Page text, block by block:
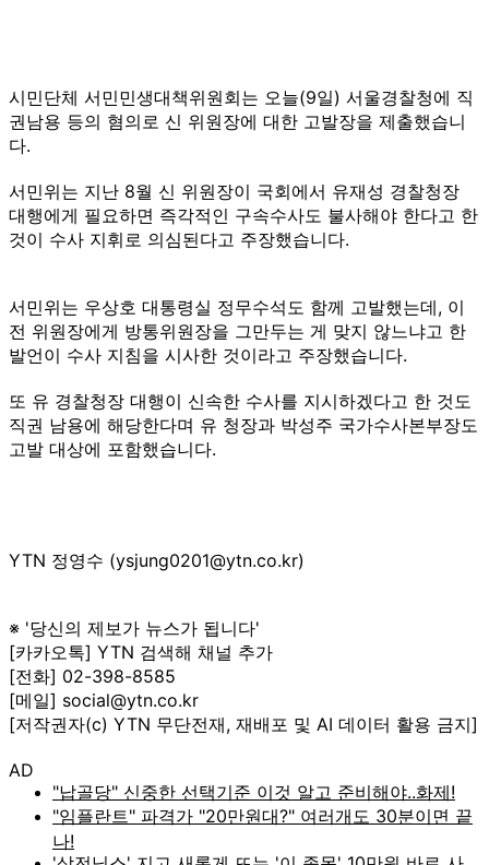
시민단체 서민민생대책위원회는 오늘(9일) 서울경찰청에 직
권남용 등의 혐의로 신 위원장에 대한 고발장을 제출했습니
다.
서민위는 지난 8월 신 위원장이 국회에서 유재성 경찰청장
대행에게 필요하면 즉각적인 구속수사도 불사해야 한다고 한
것이 수사 지휘로 의심된다고 주장했습니다.
서민위는 우상호 대통령실 정무수석도 함께 고발했는데, 이
전 위원장에게 방통위원장을 그만두는 게 맞지 않느냐고 한
발언이 수사 지침을 시사한 것이라고 주장했습니다.
또 유 경찰청장 대행이 신속한 수사를 지시하겠다고 한 것도
직권 남용에 해당한다며 유 청장과 박성주 국가수사본부장도
고발 대상에 포함했습니다.
YTN 정영수 (ysjung0201@ytn.co.kr)
※ '당신의 제보가 뉴스가 됩니다'
[카카오톡] YTN 검색해 채널 추가
[전화] 02-398-8585
[메일] social@ytn.co.kr
[저작권자(c) YTN 무단전재, 재배포 및 AI 데이터 활용 금지]
AD